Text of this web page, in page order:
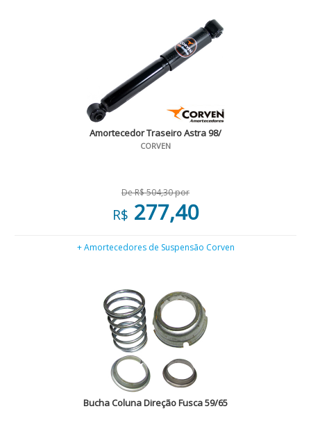
Amortecedor Traseiro Astra 98/
CORVEN
De R$ 504,30 por
R$ 277,40
+ Amortecedores de Suspensão Corven
Bucha Coluna Direção Fusca 59/65